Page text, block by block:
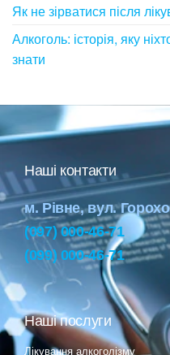
Як не зірватися після
Алкоголь: історія, яку
знати
Наші контакти
м. Рівне, вул.
(097) 000-46-71
(099) 000-46-71
Наші послуги
Лікування алкоголізму